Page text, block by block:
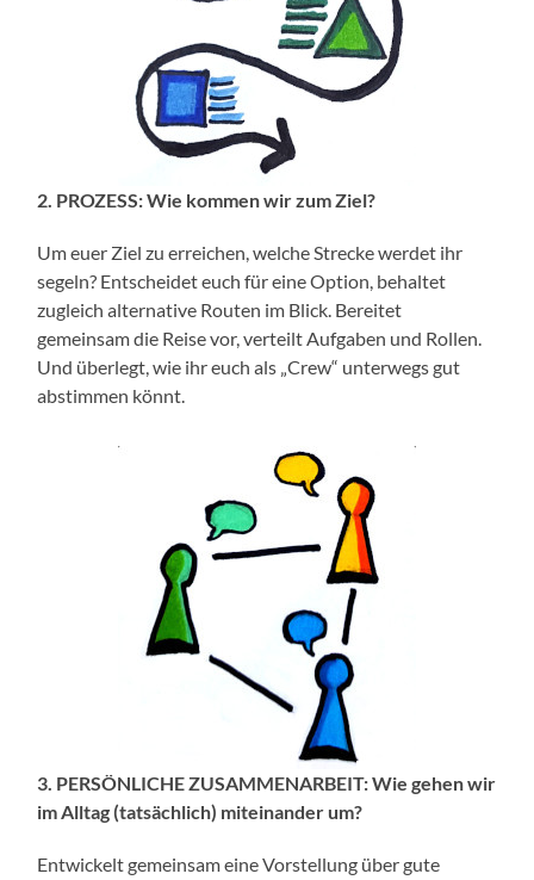
2. PROZESS: Wie kommen wir zum Ziel?
Um euer Ziel zu erreichen, welche Strecke werdet ihr
segeln? Entscheidet euch für eine Option, behaltet
zugleich alternative Routen im Blick. Bereitet
gemeinsam die Reise vor, verteilt Aufgaben und Rollen.
Und überlegt, wie ihr euch als „Crew“ unterwegs gut
abstimmen könnt.
3. PERSÖNLICHE ZUSAMMENARBEIT: Wie gehen wir
im Alltag (tatsächlich) miteinander um?
Entwickelt gemeinsam eine Vorstellung über gute